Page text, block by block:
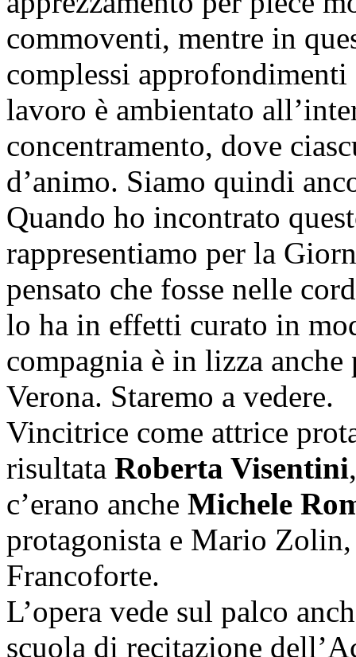
commoventi, mentre in
complessi
lavoro è ambientato
concentramento, dove
d’animo. Siamo quindi
Quando ho incontrato
rappresentiamo per la
pensato che fosse nelle
lo ha in effetti curato in
compagnia è in lizza
Verona. Staremo a vedere.
Vincitrice come attrice
risultata Roberta Visentini
c’erano anche Michele
protagonista e Mario
Francoforte.
L’opera vede sul palco
scuola di recitazione